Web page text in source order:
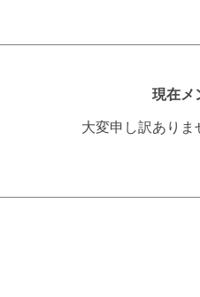
現在メ
大変申し訳あり